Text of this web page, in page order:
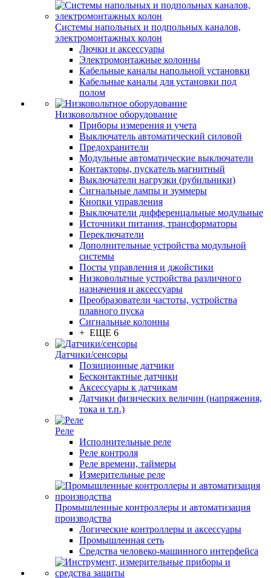
Системы напольных и подпольных каналов,
электромонтажных колон
Лючки и аксессуары
Электромонтажные колонны
Кабельные каналы напольной установки
Кабельные каналы для установки под
полом
Низковольтное оборудование
Приборы измерения и учета
Выключатель автоматический силовой
Предохранители
Модульные автоматические выключатели
Контакторы, пускатель магнитный
Выключатели нагрузки (рубильники)
Сигнальные лампы и зуммеры
Кнопки управления
Выключатели дифференцальные модульные
Источники питания, трансформаторы
Переключатели
Дополнительные устройства модульной
системы
Посты управления и джойстики
Низковольтные устройства различного
назначения и аксессуары
Преобразователи частоты, устройства
плавного пуска
Сигнальные колонны
+ ЕЩЕ 6
Датчики/сенсоры
Позиционные датчики
Бесконтактные датчики
Аксессуары к датчикам
Датчики физических величин (напряжения,
тока и т.п.)
Реле
Исполнительные реле
Реле контроля
Реле времени, таймеры
Измерительные реле
Промышленные контроллеры и автоматизация
производства
Логические контроллеры и аксессуары
Промышленная сеть
Средства человеко-машинного интерфейса